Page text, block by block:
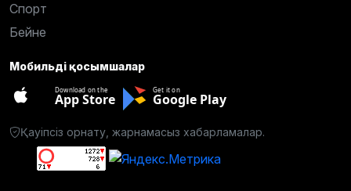
Спорт
Бейне
Мобильді қосымшалар
Download on the
App Store
Get it on
Google Play
Қауіпсіз орнату, жарнамасыз хабарламалар.